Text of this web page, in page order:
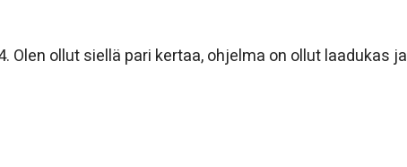
ollut siellä pari kertaa, ohjelma on ollut laadukas ja